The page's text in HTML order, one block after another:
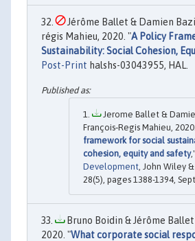
Jérôme Ballet & Damien
régis Mahieu, 2020. "A Policy
Sustainability: Social Cohesion,
Post-Print halshs-03043955, HAL.
Jerome Ballet &
François‐Regis Mahieu,
framework for social
cohesion, equity and safety,"
Development , John Wiley
28(5), pages 1388-1394,
Bruno Boidin & Jérôme
2020. "What corporate social